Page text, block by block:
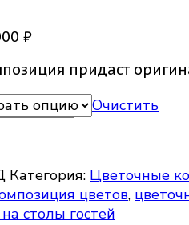
₽Диапазон
1,500 ₽
–
3,000 ₽
придаст
Очистить
Категория: Цветочные
цветов,
столы гостей